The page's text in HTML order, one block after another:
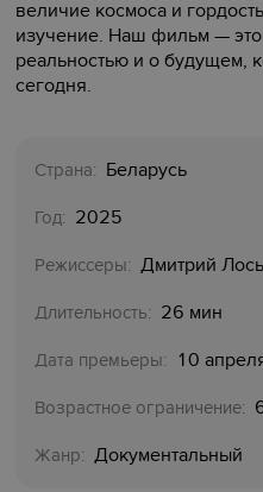
величие космоса и
изучение. Наш фильм — это
реальностью и о будущем,
сегодня.
Страна: Беларусь
Год: 2025
Режиссеры: Дмитрий Лось
Длительность: 26 мин
Дата премьеры: 10
Возрастное ограничение:
Жанр: Документальный